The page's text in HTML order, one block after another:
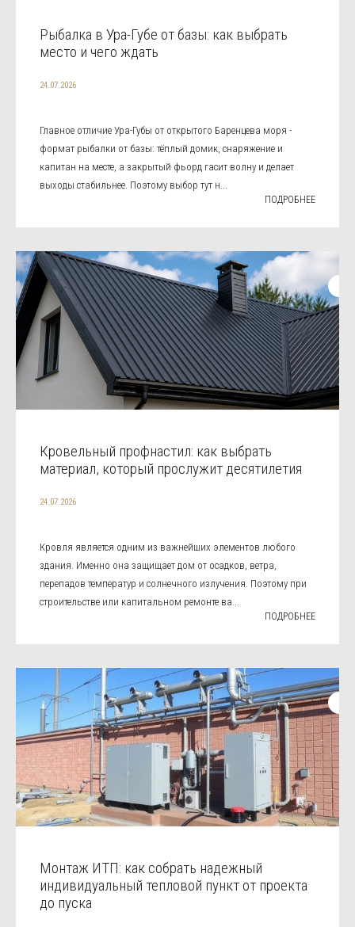
Рыбалка в Ура-Губе от базы: как выбрать
место и чего ждать
24.07.2026
Главное отличие Ура-Губы от открытого Баренцева моря -
формат рыбалки от базы: тёплый домик, снаряжение и
капитан на месте, а закрытый фьорд гасит волну и делает
выходы стабильнее. Поэтому выбор тут н...
ПОДРОБНЕЕ
Кровельный профнастил: как выбрать
материал, который прослужит десятилетия
24.07.2026
Кровля является одним из важнейших элементов любого
здания. Именно она защищает дом от осадков, ветра,
перепадов температур и солнечного излучения. Поэтому при
строительстве или капитальном ремонте ва...
ПОДРОБНЕЕ
Монтаж ИТП: как собрать надежный
индивидуальный тепловой пункт от проекта
до пуска